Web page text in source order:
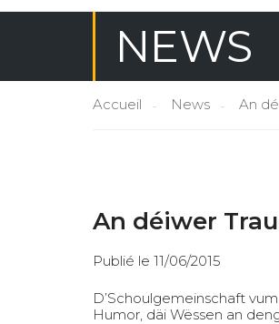
NEWS
Accueil News An
An déiwer
Publié le 11/06/2015
D’Schoulgemeinschaft
Humor, däi Wëssen an